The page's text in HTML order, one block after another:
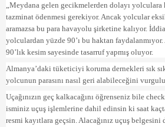
„Meydana gelen gecikmelerden dolayı
tazminat ödenmesi gerekiyor. Ancak yolcular
aramazsa bu para havayolu şirketine kalıyor.
yolculardan yüzde 90’ı bu haktan
90’lık kesim sayesinde tasarruf yapmış oluyor.
Almanya’daki tüketiciyi koruma dernekleri sık
yolcunun parasını nasıl geri alabileceğini
Uçağınızın geç kalkacağını öğrenseniz bile
isminiz uçuş işlemlerine dahil edinsin ki saat
resmi kayıtlara geçsin. Alacağınız uçuş